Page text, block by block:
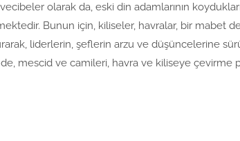
olarak da, eski din adamlarının
Bunun için, kiliseler, havralar, bir mabet
liderlerin, şeflerin arzu ve düşüncelerine
mescid ve camileri, havra ve kiliseye çevirme